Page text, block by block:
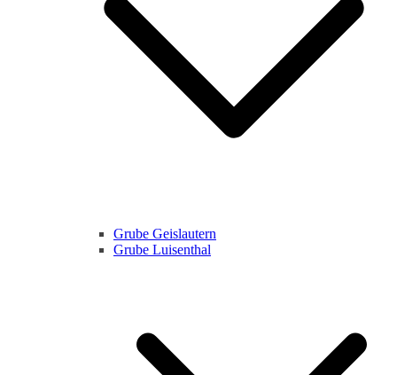
Grube Geislautern
Grube Luisenthal